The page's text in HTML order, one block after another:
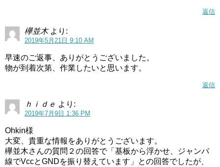
返信
欅並木 より:
2019年5月21日 9:10 AM
早速のご返事、ありがとうございました。
物が到着次第、作業したいと思います。
返信
ｈｉｄｅ より:
2019年7月9日 1:36 PM
Ohkin様
大変、貴重な情報をありがとうございます。
欅並木さんの質問２の回答で「基板から浮かせ、ジャンパ
線でVccとGNDを振り替えています」との回答でしたが、